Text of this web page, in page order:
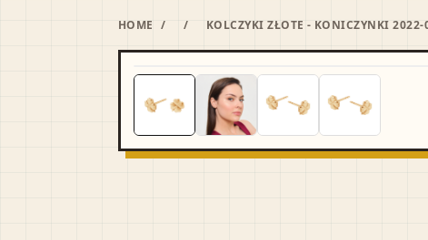
HOME / / KOLCZYKI ZŁOTE - KONICZYNKI